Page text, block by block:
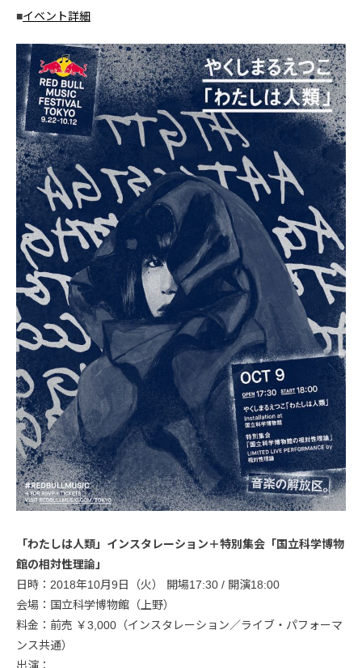
■イベント詳細
「わたしは人類」インスタレーション＋特別集会「国立科学博物
館の相対性理論」
日時：2018年10月9日（火） 開場17:30 / 開演18:00
会場：国立科学博物館（上野）
料金：前売 ￥3,000（インスタレーション／ライブ・パフォーマ
ンス共通）